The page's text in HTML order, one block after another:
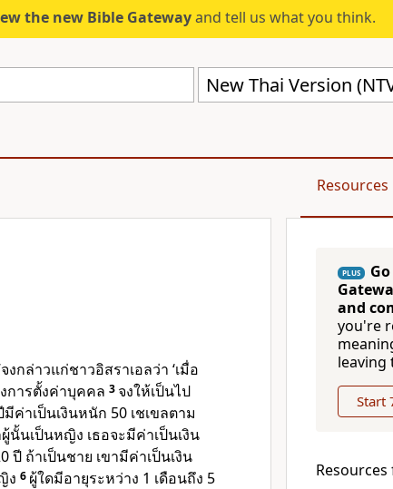
the new Bible Gatewayand tell us what you think.
New Thai Version
Resources
จงกล่าวแก่ชาวอิสราเอลว่า ‘เมื่อ
งการตั้งค่าบุคคล 3 จงให้เป็นไป
ค่าเป็นเงินหนัก 50 เชเขลตาม
นั้นเป็นหญิง เธอจะมีค่าเป็นเงิน
ปี ถ้าเป็นชาย เขามีค่าเป็นเงิน
ง 6 ผู้ใดมีอายุระหว่าง 1 เดือนถึง 5
PLUS
and
you're
leaving
Start